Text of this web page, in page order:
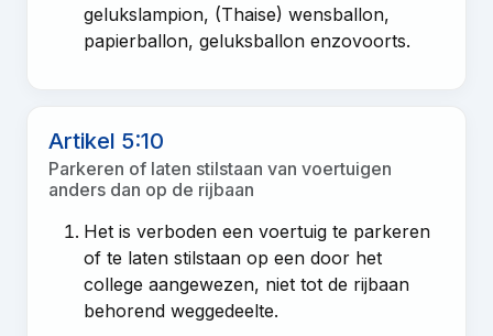
gelukslampion, (Thaise) wensballon,
papierballon, geluksballon enzovoorts.
Artikel 5:10
Parkeren of laten stilstaan van voertuigen
anders dan op de rijbaan
Het is verboden een voertuig te parkeren
of te laten stilstaan op een door het
college aangewezen, niet tot de rijbaan
behorend weggedeelte.